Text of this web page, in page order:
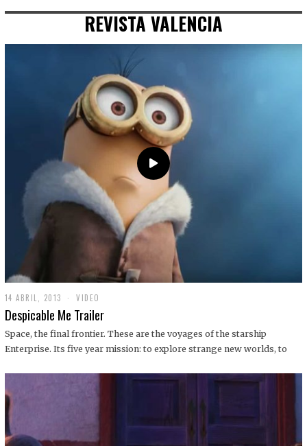
REVISTA VALENCIA
14 ABRIL, 2013
9
D
C
I
1
VIDEO
Despicable Me Trailer
Space, the final frontier. These are the voyages of the starship
Enterprise. Its five year mission: to explore strange new worlds, to